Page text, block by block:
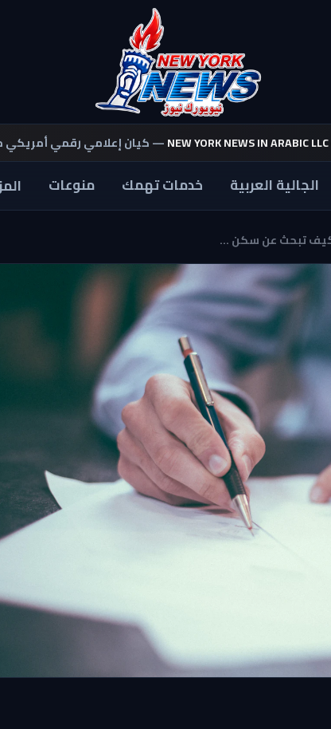
NEW YORK NEWS IN ARABIC LLC— كيان إعلامي رقمي
الجالية العربية خدمات تهمك منوعات